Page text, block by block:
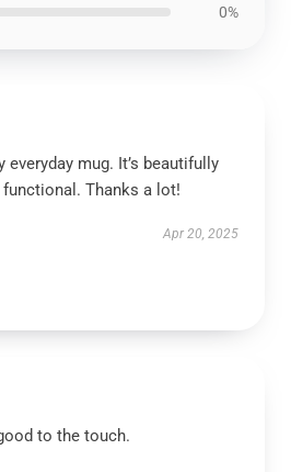
0%
mug. It’s beautifully
Thanks a lot!
Apr 20, 2025
to the touch.